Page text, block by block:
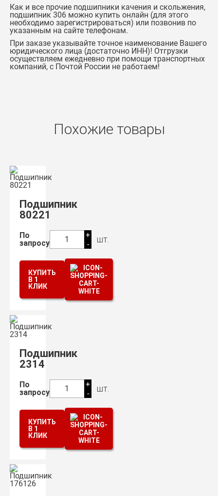
Как и все прочие подшипники качения и скольжения,
подшипник 306 можно купить онлайн (для этого
необходимо зарегистрироваться) или позвонив по
указанным на сайте телефонам.
При заказе указывайте точное наименование Вашего
юридического лица (достаточно ИНН)! Отгрузки
осуществляем ежедневно при помощи транспортных
компаний, с Почтой России не работаем!
Похожие товары
Подшипник
80221
По
запросу
1
+
-
шт.
КУПИТЬ
В 1
КЛИК
Подшипник
2314
По
запросу
1
+
-
шт.
КУПИТЬ
В 1
КЛИК